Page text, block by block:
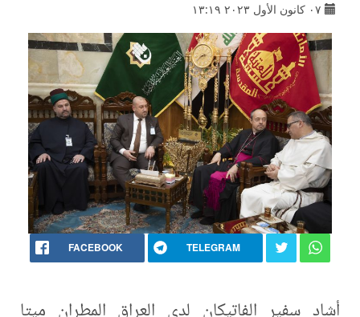
٠٧ كانون الأول ٢٠٢٣ ١٣:١٩
FACEBOOK TELEGRAM
أشاد سفير الفاتيكان لدى العراق المطران ميتا